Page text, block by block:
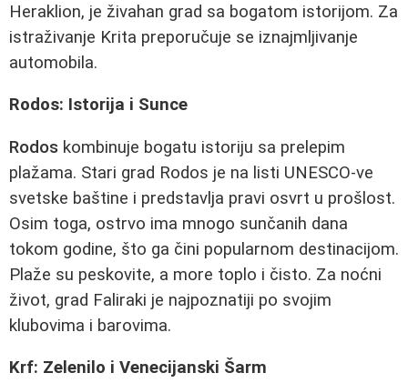
Heraklion, je živahan grad sa bogatom istorijom. Za
istraživanje Krita preporučuje se iznajmljivanje
automobila.
Rodos: Istorija i Sunce
Rodos kombinuje bogatu istoriju sa prelepim
plažama. Stari grad Rodos je na listi UNESCO-ve
svetske baštine i predstavlja pravi osvrt u prošlost.
Osim toga, ostrvo ima mnogo sunčanih dana
tokom godine, što ga čini popularnom destinacijom.
Plaže su peskovite, a more toplo i čisto. Za noćni
život, grad Faliraki je najpoznatiji po svojim
klubovima i barovima.
Krf: Zelenilo i Venecijanski Šarm